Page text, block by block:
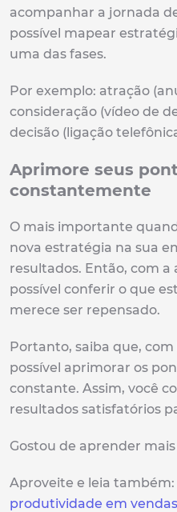
acompanhar a jornada
possível mapear
uma das fases.
Por exemplo: atração
consideração (vídeo de
decisão (ligação
Aprimore seus
constantemente
O mais importante
nova estratégia na sua
resultados. Então, com a
possível conferir o que
merece ser repensado.
Portanto, saiba que, com
possível aprimorar os
constante. Assim, você
resultados satisfatórios
Gostou de aprender
Aproveite e leia também:
produtividade em